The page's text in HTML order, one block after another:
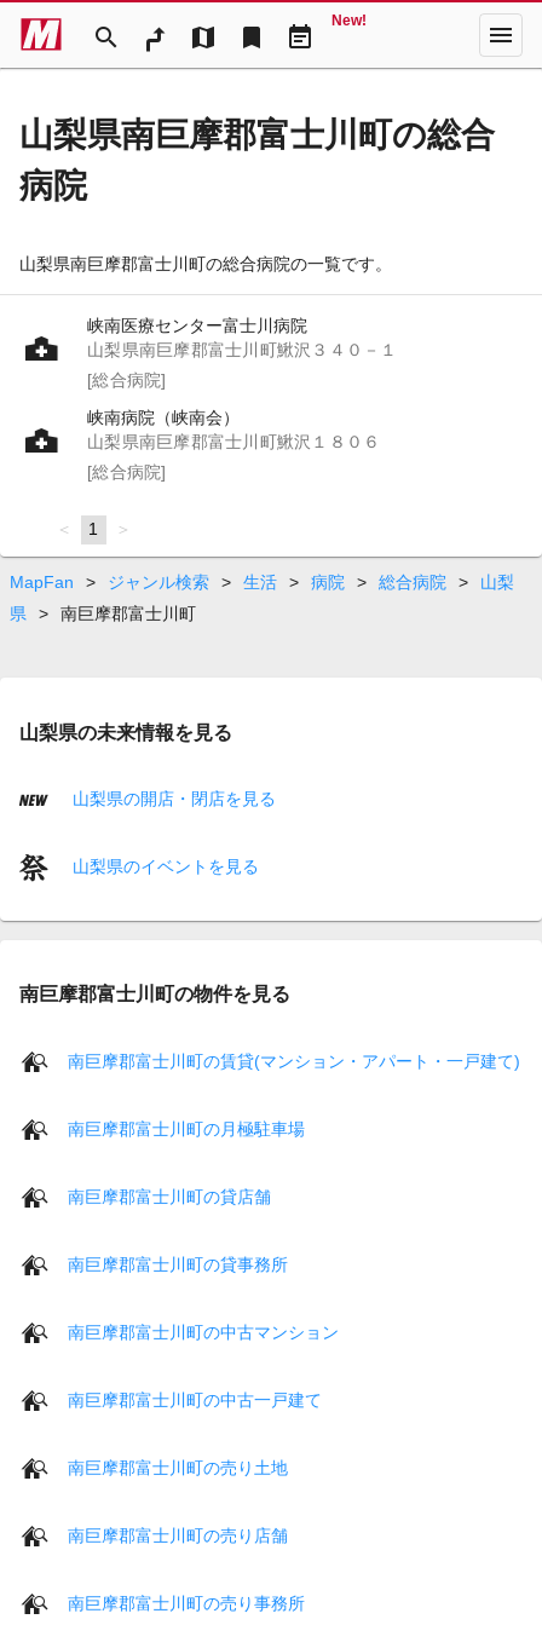
search map bookmark event_note
New! menu
山梨県南巨摩郡富士川町の総合
病院
山梨県南巨摩郡富士川町の総合病院の一覧です。
峡南医療センター富士川病院
山梨県南巨摩郡富士川町鰍沢３４０－１
[総合病院]
峡南病院（峡南会）
山梨県南巨摩郡富士川町鰍沢１８０６
[総合病院]
page
You're
on
page
1 page
MapFan > ジャンル検索 > 生活 > 病院 > 総合病院 >
山梨
県
> 南巨摩郡富士川町
山梨県の未来情報を見る
山梨県の開店・閉店を見る
山梨県のイベントを見る
南巨摩郡富士川町の物件を見る
南巨摩郡富士川町の賃貸(マンション・アパート・一戸建て)
南巨摩郡富士川町の月極駐車場
南巨摩郡富士川町の貸店舗
南巨摩郡富士川町の貸事務所
南巨摩郡富士川町の中古マンション
南巨摩郡富士川町の中古一戸建て
南巨摩郡富士川町の売り土地
南巨摩郡富士川町の売り店舗
南巨摩郡富士川町の売り事務所